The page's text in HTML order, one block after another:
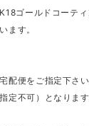
ゴールドコーテ
ます。
配便をご指定下さい
定不可）となります